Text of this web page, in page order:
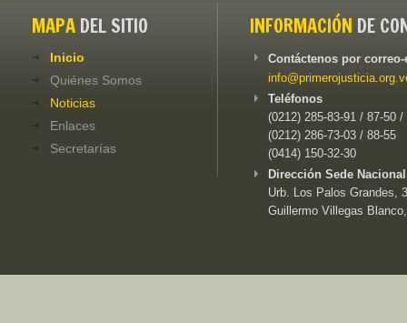
MAPA DEL SITIO
Inicio
Quiénes Somos
Noticias
Enlaces
Secretarías
INFORMACIÓN DE
Contáctenos por
Teléfonos
(0212) 285-83-91 / 87-50 /
(0212) 286-73-03 / 88-55
(0414) 150-32-30
Dirección Sede
Urb. Los Palos Grandes,
Guillermo Villegas